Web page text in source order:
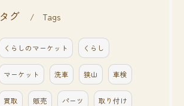
タグ Tags
くらしのマーケット くらし
マーケット 洗車 狭山 車検
買取 販売 パーツ 取り付け